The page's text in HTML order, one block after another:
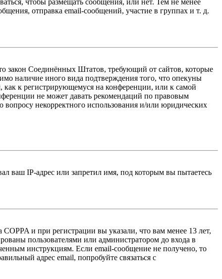
отправка email-сообщений, участие в группах и т. д.
закон Соединённых Штатов, требующий от сайтов, которые
наличие иного вида подтверждения того, что опекуны
к регистрирующемуся на конференции, или к самой
не может давать рекомендаций по правовым
некорректного использования и/или юридических
ваш IP-адрес или запретил имя, под которым вы пытаетесь
и при регистрации вы указали, что вам менее 13 лет,
пользователями или администратором до входа в
инструкциям. Если email-сообщение не получено, то
адрес email, попробуйте связаться с